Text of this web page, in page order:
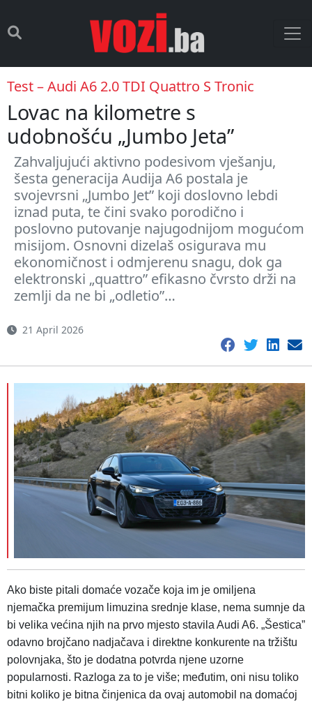
Test – Audi A6 2.0 TDI Quattro S Tronic
Lovac na kilometre s
udobnošću „Jumbo Jeta”
Zahvaljujući aktivno podesivom vješanju,
šesta generacija Audija A6 postala je
svojevrsni „Jumbo Jet” koji doslovno lebdi
iznad puta, te čini svako porodično i
poslovno putovanje najugodnijom mogućom
misijom. Osnovni dizelaš osigurava mu
ekonomičnost i odmjerenu snagu, dok ga
elektronski „quattro” efikasno čvrsto drži na
zemlji da ne bi „odletio”…
21 April 2026
Ako biste pitali domaće vozače koja im je omiljena
njemačka premijum limuzina srednje klase, nema sumnje da
bi velika većina njih na prvo mjesto stavila Audi A6. „Šestica”
odavno brojčano nadjačava i direktne konkurente na tržištu
polovnjaka, što je dodatna potvrda njene uzorne
popularnosti. Razloga za to je više; međutim, oni nisu toliko
bitni koliko je bitna činjenica da ovaj automobil na domaćoj